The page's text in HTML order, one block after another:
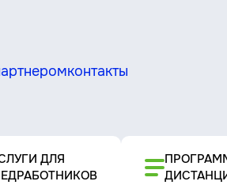
контакты
ДЛЯ